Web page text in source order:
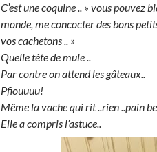
C’est une coquine .. » vous pouvez
monde, me concocter des bons
vos cachetons .. »
Quelle tête de mule ..
Par contre on attend les gâteaux..
Pfiouuuu!
Même la vache qui rit ..rien ..pain
Elle a compris l’astuce..